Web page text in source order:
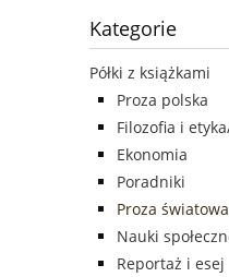
Kategorie
Półki z książkami
Proza polska
Filozofia i
Ekonomia
Poradniki
Proza światowa
Nauki
Reportaż i esej